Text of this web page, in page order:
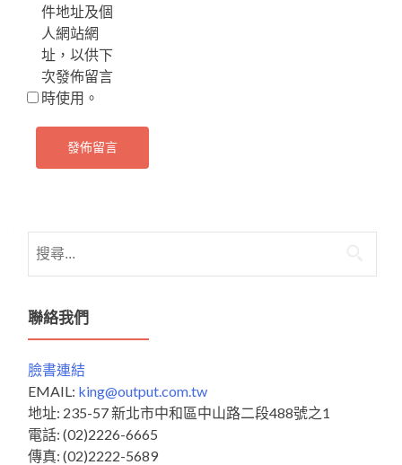
件地址及個
人網站網
址，以供下
次發佈留言
時使用。
尋
鍵
字:
聯絡我們
臉書連結
EMAIL: king@output.com.tw
地址: 235-57 新北市中和區中山路二段488號之1
電話: (02)2226-6665
傳真: (02)2222-5689